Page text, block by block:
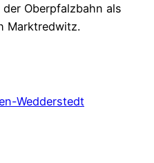
Oberpfalzbahn als
Marktredwitz.